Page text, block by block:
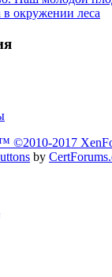
окружении леса
©2010-2017
by